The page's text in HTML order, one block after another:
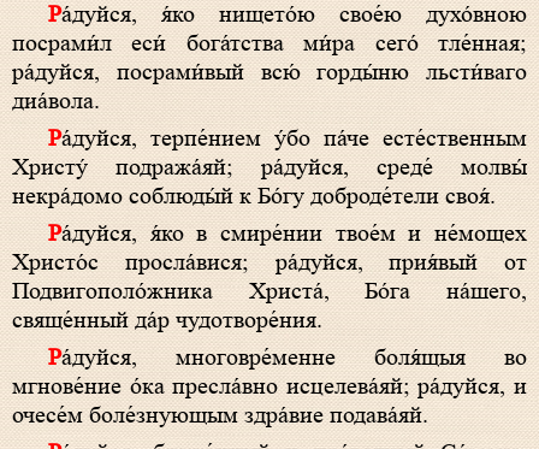
Ра́дуйся, я́ко нището́ю свое́ю духо́вною
посрами́л еси́ бога́тства ми́ра сего́ тле́нная;
ра́дуйся, посрами́вый всю́ горды́ню льсти́ваго
диа́вола.
Ра́дуйся, терпе́нием у́бо па́че есте́ственным
Христу́ подража́яй; ра́дуйся, среде́ молвы́
некра́домо соблюды́й к Бо́гу доброде́тели своя́.
Ра́дуйся, я́ко в смире́нии твое́м и не́мощех
Христо́с просла́вися; ра́дуйся, прия́вый от
Подвигополо́жника Христа́, Бо́га на́шего,
свяще́нный да́р чудотворе́ния.
Ра́дуйся, многовре́менне боля́щыя во
мгнове́ние о́ка пресла́вно исцелева́яй; ра́дуйся, и
очесе́м боле́знующым здра́вие подава́яй.